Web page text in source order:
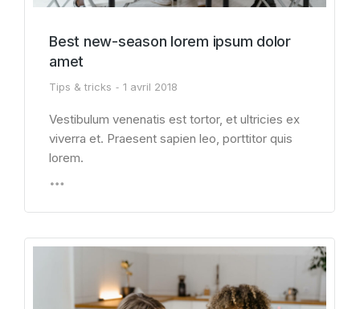
Best new-season lorem ipsum dolor
amet
Tips & tricks 1 avril 2018
Vestibulum venenatis est tortor, et ultricies ex
viverra et. Praesent sapien leo, porttitor quis
lorem.